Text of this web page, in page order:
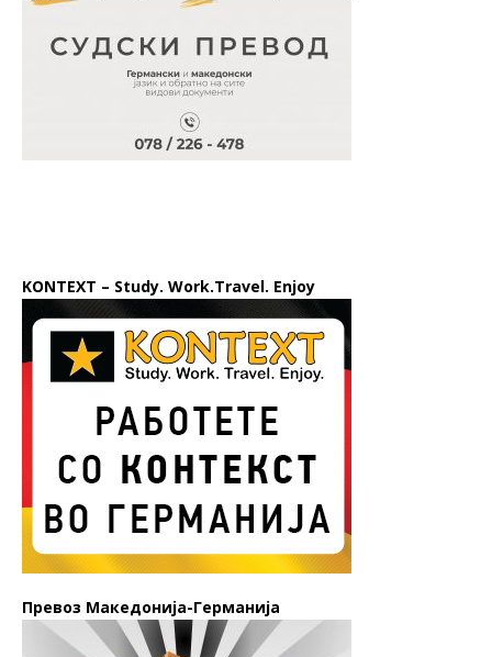
KONTEXT – Study. Work.Travel. Enjoy
Превоз Македонија-Германија